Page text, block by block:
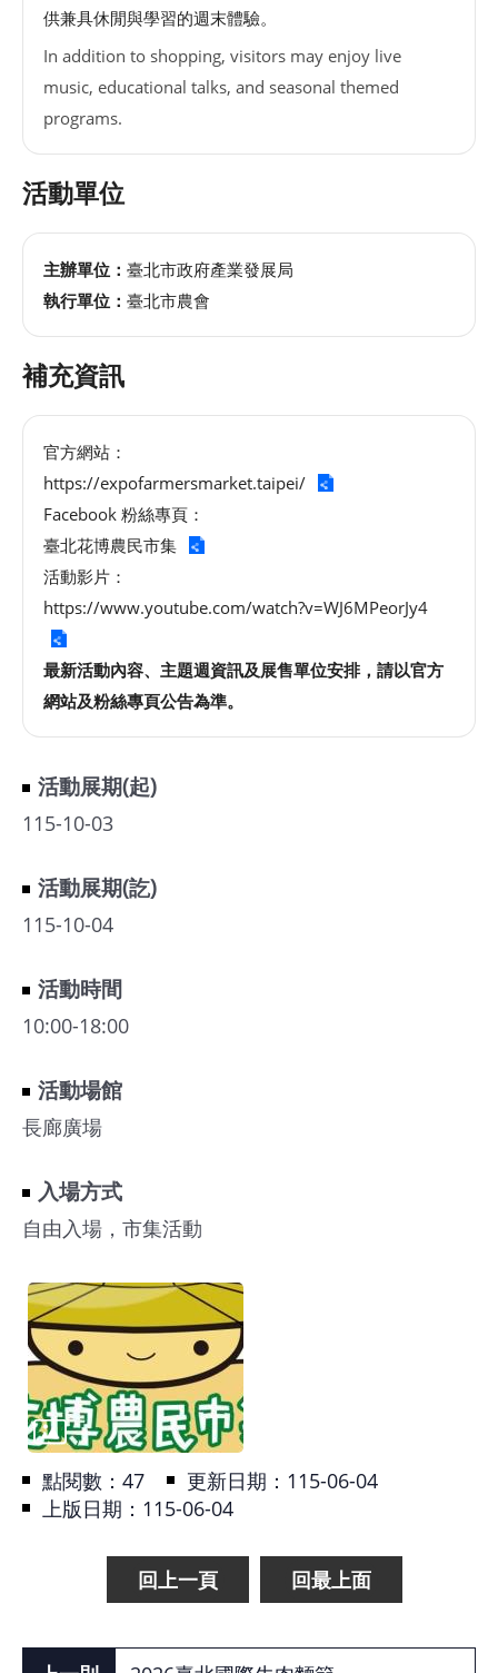
供兼具休閒與學習的週末體驗。
In addition to shopping, visitors may enjoy live
music, educational talks, and seasonal themed
programs.
活動單位
主辦單位： 臺北市政府產業發展局
執行單位： 臺北市農會
補充資訊
官方網站：
https://expofarmersmarket.taipei/
Facebook 粉絲專頁：
臺北花博農民市集
活動影片：
https://www.youtube.com/watch?v=WJ6MPeorJy4
最新活動內容、主題週資訊及展售單位安排，請以官方
網站及粉絲專頁公告為準。
活動展期(起)
115-10-03
活動展期(訖)
115-10-04
活動時間
10:00-18:00
活動場館
長廊廣場
入場方式
自由入場，市集活動
點閱數： 47
更新日期：115-06-04
上版日期：115-06-04
回上一頁 回最上面